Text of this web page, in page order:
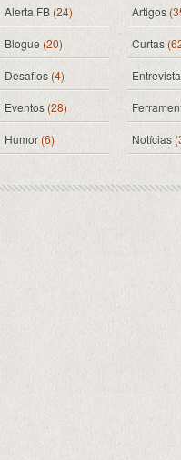
Alerta FB (24) Artigos
Blogue (20) Curtas
Desafios(4)
Eventos (28)
Humor (6) Notícias